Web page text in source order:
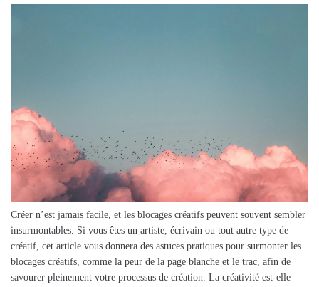
Créer n’est jamais facile, et les blocages créatifs peuvent souvent sembler
insurmontables. Si vous êtes un artiste, écrivain ou tout autre type de
créatif, cet article vous donnera des astuces pratiques pour surmonter les
blocages créatifs, comme la peur de la page blanche et le trac, afin de
savourer pleinement votre processus de création. La créativité est-elle